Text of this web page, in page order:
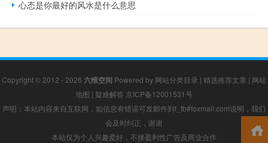
心态是你最好的风水是什么意思
Copyright © 2012 - 2026 六维空间 Powered by 网站分类目录 | 精选推荐文章 | 网站
地图 | 疑难解答 京ICP备12001531号
声明：本站内容来自互联网，如信息有错误可发邮件到f_fb#foxmail.com说明，我们
会及时纠正，谢谢
本站仅为个人兴趣爱好，不接盈利性广告及商业合作